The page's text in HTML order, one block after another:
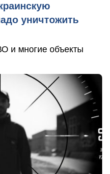
уничтожить
и многие объекты